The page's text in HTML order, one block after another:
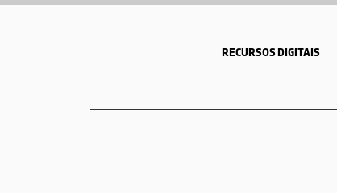
RECURSOS DIGITAIS